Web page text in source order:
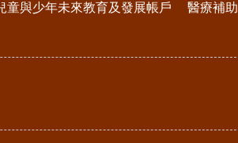
童與少年未來教育及發展帳戶 醫療補助